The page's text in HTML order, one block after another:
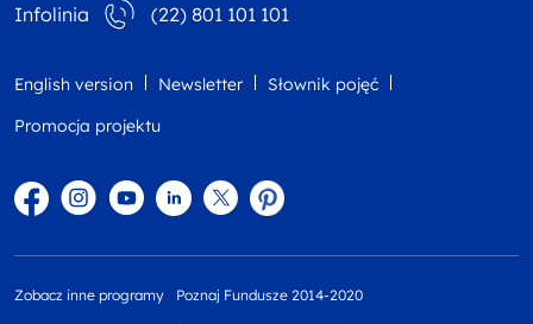
Infolinia (22) 801 101 101
English version Newsletter
Słownik pojęć
Promocja projektu
FacebookInstagram
YouTubeLinkedintwitterPinterest
Zobacz inne programy Poznaj Fundusze 2014-2020